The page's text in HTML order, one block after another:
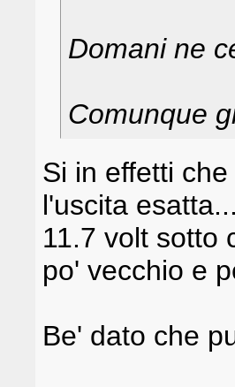
Domani ne
Comunque
Si in effetti
l'uscita
11.7 volt sotto
po' vecchio e
Be' dato che